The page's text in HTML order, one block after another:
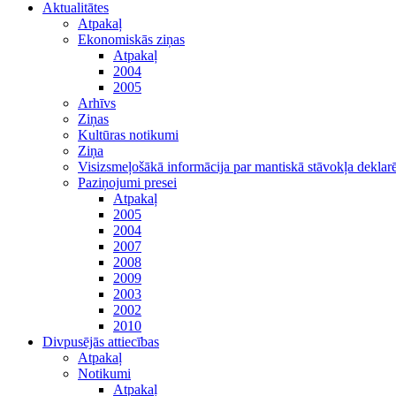
Aktualitātes
Atpakaļ
Ekonomiskās ziņas
Atpakaļ
2004
2005
Arhīvs
Ziņas
Kultūras notikumi
Ziņa
Visizsmeļošākā informācija par mantiskā stāvokļa
Paziņojumi presei
Atpakaļ
2005
2004
2007
2008
2009
2003
2002
2010
Divpusējās attiecības
Atpakaļ
Notikumi
Atpakaļ